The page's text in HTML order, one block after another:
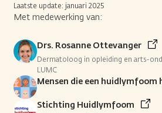
Laatste update: januari 2025
Met medewerking van:
Drs. Rosanne Ottevanger
Dermatoloog in opleiding en arts-
LUMC
Mensen die een huidlymfoom
Stichting Huidlymfoom